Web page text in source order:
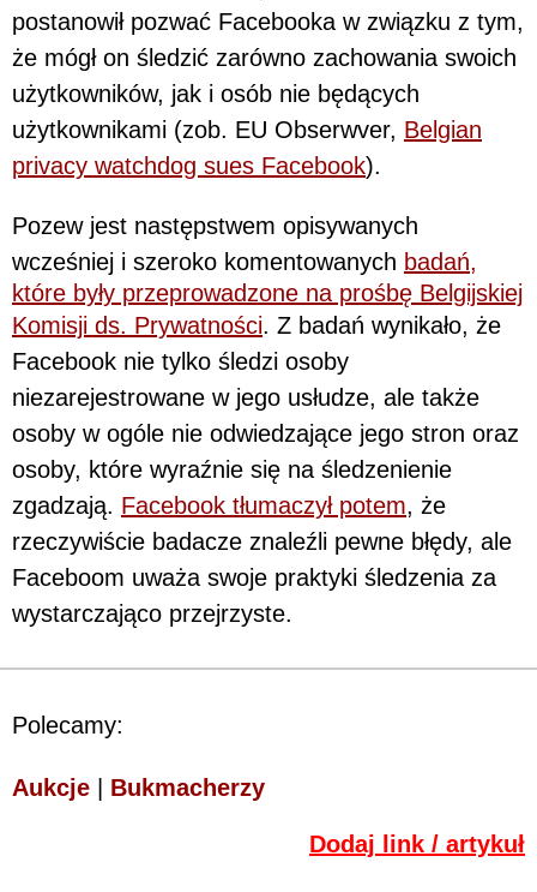
postanowił pozwać Facebooka w związku z tym,
że mógł on śledzić zarówno zachowania swoich
użytkowników, jak i osób nie będących
użytkownikami (zob. EU Obserwver, Belgian
privacy watchdog sues Facebook).
Pozew jest następstwem opisywanych
wcześniej i szeroko komentowanych badań,
które były przeprowadzone na prośbę Belgijskiej
Komisji ds. Prywatności. Z badań wynikało, że
Facebook nie tylko śledzi osoby
niezarejestrowane w jego usłudze, ale także
osoby w ogóle nie odwiedzające jego stron oraz
osoby, które wyraźnie się na śledzenienie
zgadzają. Facebook tłumaczył potem, że
rzeczywiście badacze znaleźli pewne błędy, ale
Faceboom uważa swoje praktyki śledzenia za
wystarczająco przejrzyste.
Polecamy:
Aukcje | Bukmacherzy
Dodaj link / artykuł